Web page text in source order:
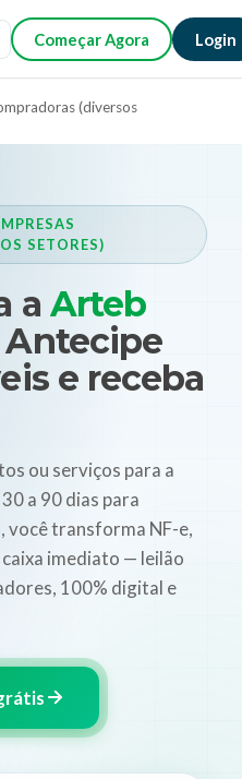
Começar Agora Login
(diversos
SETORES)
a Arteb
Antecipe
e receba
ou serviços para a
a 90 dias para
você transforma NF-e,
imediato — leilão
100% digital e